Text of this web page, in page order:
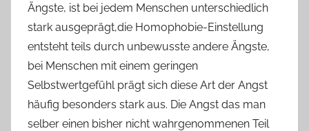
Ängste, ist bei jedem Menschen unterschiedlich
stark ausgeprägt,die Homophobie-Einstellung
entsteht teils durch unbewusste andere Ängste,
bei Menschen mit einem geringen
Selbstwertgefühl prägt sich diese Art der Angst
häufig besonders stark aus. Die Angst das man
selber einen bisher nicht wahrgenommenen Teil